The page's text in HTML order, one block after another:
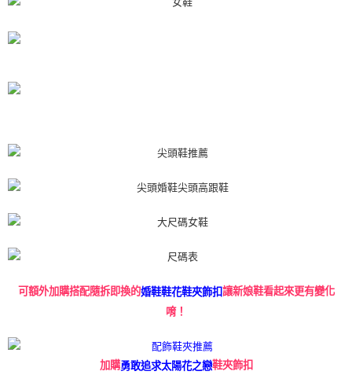
可額外加購搭配隨拆即換的婚鞋鞋花鞋夾飾扣讓新娘鞋看起來更有變化
唷！
加購勇敢追求太陽花之戀鞋夾飾扣